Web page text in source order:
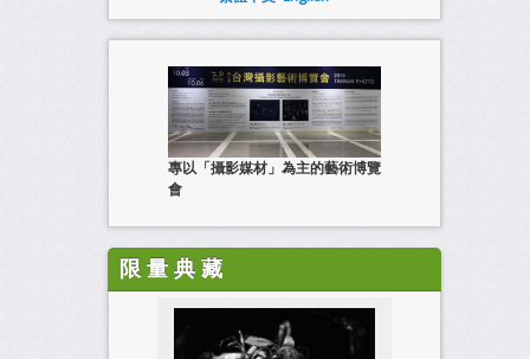
專以「攝影媒材」為主的藝術博覽
會
限 量 典 藏